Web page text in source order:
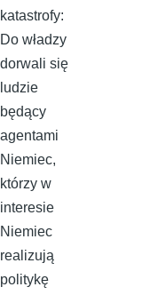
katastrofy:
Do władzy
dorwali się
ludzie
będący
agentami
Niemiec,
którzy w
interesie
Niemiec
realizują
politykę